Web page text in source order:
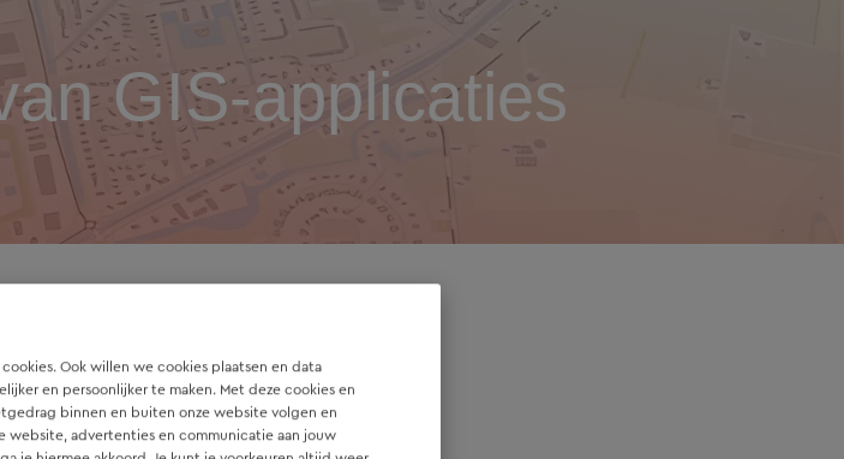
Ook willen we cookies plaatsen en data
en persoonlijker te maken. Met deze cookies en
binnen en buiten onze website volgen en
website, advertenties en communicatie aan jouw
GIS-applicaties